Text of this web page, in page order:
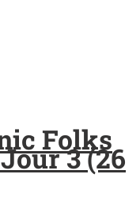
Folks
3 (26